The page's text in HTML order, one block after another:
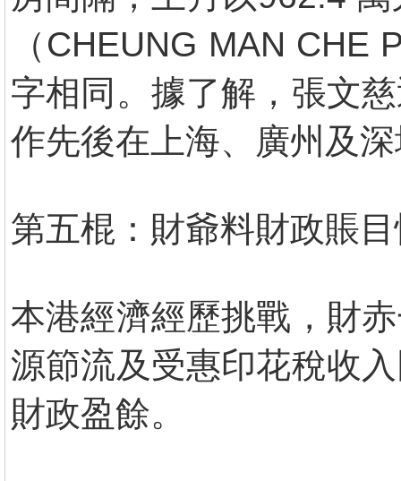
（CHEUNG MAN
字相同。據了解，張文
作先後在上海、廣州及
第五棍：財爺料財政賬
本港經濟經歷挑戰，財
源節流及受惠印花稅收
財政盈餘。